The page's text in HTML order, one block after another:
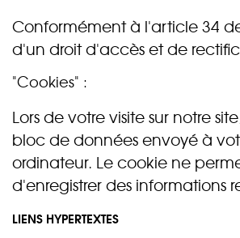
Conformément à l'article 34
d'un droit d'accès et de
"Cookies" :
Lors de votre visite sur notre
bloc de données envoyé à
ordinateur. Le cookie ne
d'enregistrer des informations
LIENS HYPERTEXTES